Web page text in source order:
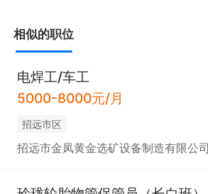
相似的职位
电焊工/车工
5000-8000元/月
招远市区
招远市金凤黄金选矿设备制造有限公司